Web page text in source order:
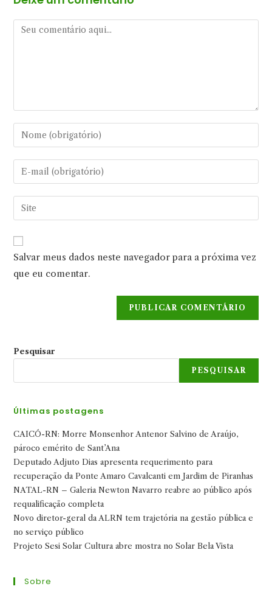
Comentário
Digite
seu
nome
ou
de
usuário
para
comentar
Digite
seu
endereço
de
para
comentar
Digite
o
do
seu
site
Salvar meus dados neste navegador para a próxima vez
que eu comentar.
Pesquisar
PESQUISAR
Últimas postagens
CAICÓ-RN: Morre Monsenhor Antenor Salvino de Araújo,
pároco emérito de Sant’Ana
Deputado Adjuto Dias apresenta requerimento para
recuperação da Ponte Amaro Cavalcanti em Jardim de Piranhas
NATAL-RN – Galeria Newton Navarro reabre ao público após
requalificação completa
Novo diretor-geral da ALRN tem trajetória na gestão pública e
no serviço público
Projeto Sesi Solar Cultura abre mostra no Solar Bela Vista
Sobre